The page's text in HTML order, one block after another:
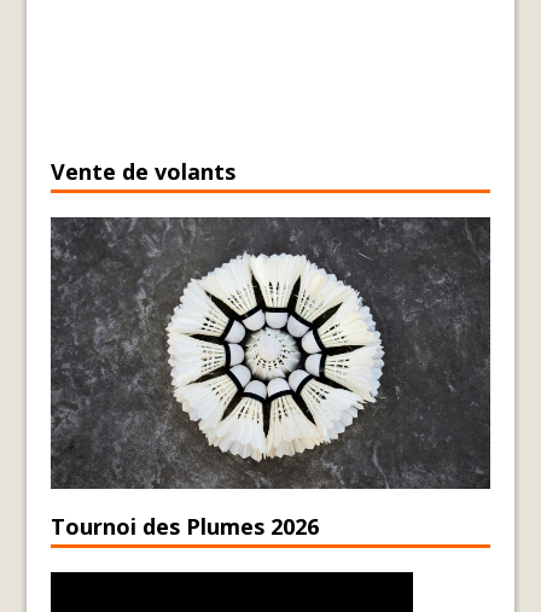
Vente de volants
Tournoi des Plumes 2026